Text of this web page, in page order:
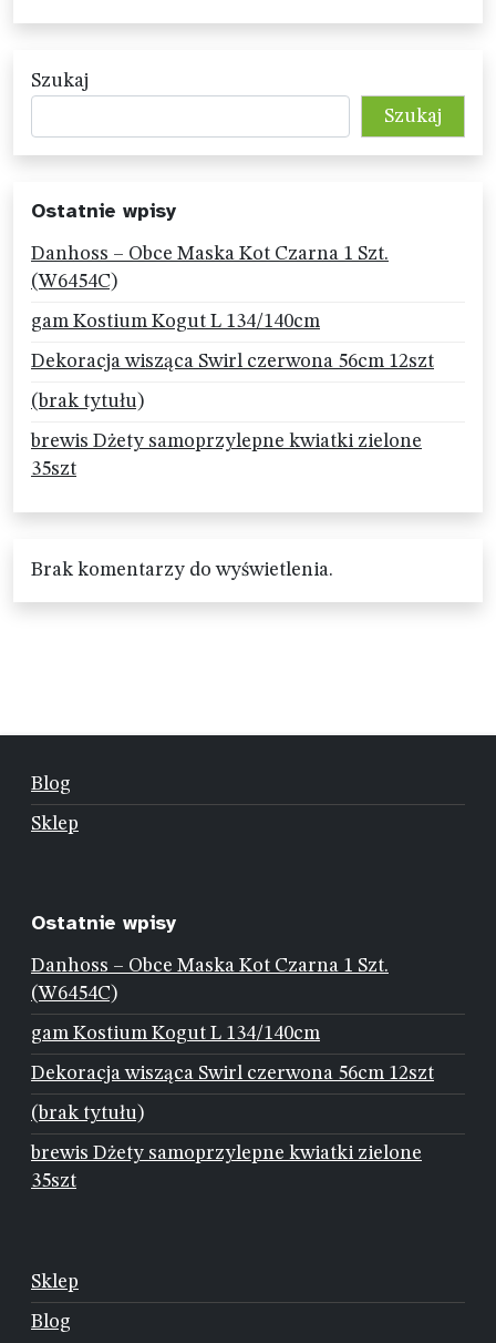
Szukaj
Szukaj
Ostatnie wpisy
Danhoss – Obce Maska Kot Czarna 1 Szt.
(W6454C)
gam Kostium Kogut L 134/140cm
Dekoracja wisząca Swirl czerwona 56cm 12szt
(brak tytułu)
brewis Dżety samoprzylepne kwiatki zielone
35szt
Brak komentarzy do wyświetlenia.
Blog
Sklep
Ostatnie wpisy
Danhoss – Obce Maska Kot Czarna 1 Szt.
(W6454C)
gam Kostium Kogut L 134/140cm
Dekoracja wisząca Swirl czerwona 56cm 12szt
(brak tytułu)
brewis Dżety samoprzylepne kwiatki zielone
35szt
Sklep
Blog